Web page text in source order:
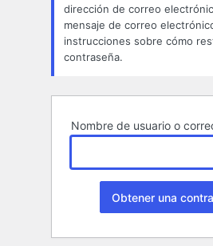
dirección de correo
mensaje de correo
instrucciones sobre cómo
contraseña.
Nombre de usuario o